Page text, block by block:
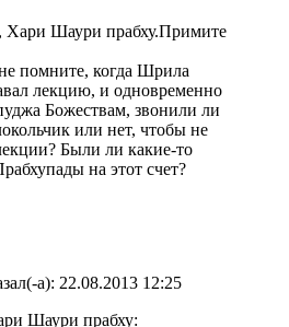
Шаури прабху.Примите
помните, когда Шрила
лекцию, и одновременно
Божествам, звонили ли
или нет, чтобы не
Были ли какие-то
на этот счет?
а): 22.08.2013 12:25
Шаури прабху: